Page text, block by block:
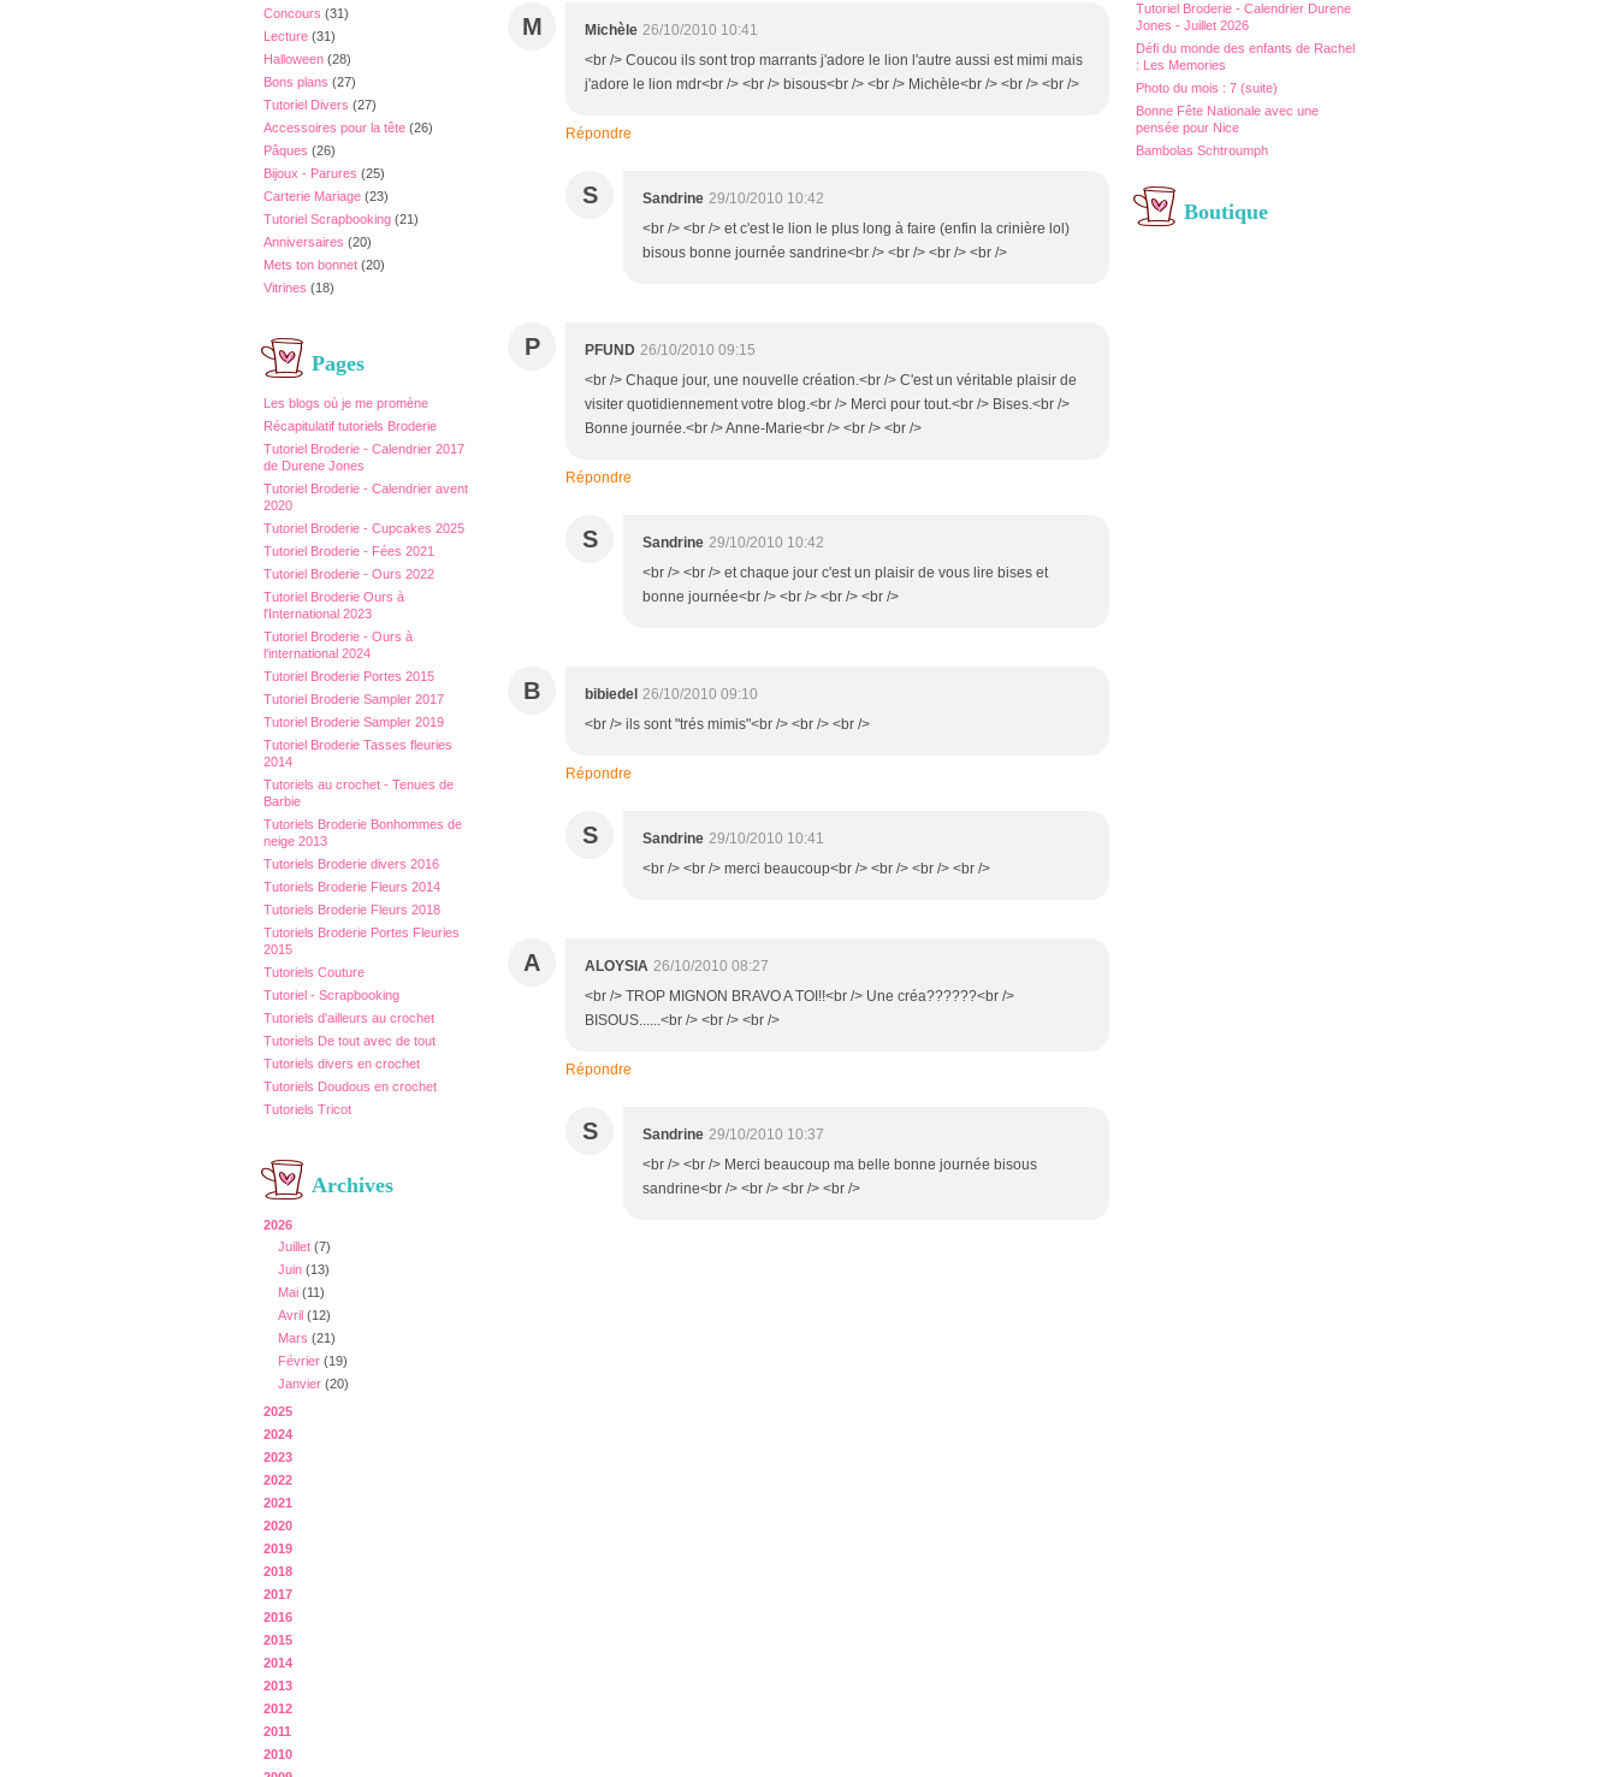
Concours (31)
Lecture (31)
Halloween (28)
Bons plans (27)
Tutoriel Divers (27)
Accessoires pour la tête (26)
Pâques (26)
Bijoux - Parures (25)
Carterie Mariage (23)
Tutoriel Scrapbooking (21)
Anniversaires (20)
Mets ton bonnet (20)
Vitrines (18)
Pages
Les blogs où je me promène
Récapitulatif tutoriels Broderie
Tutoriel Broderie - Calendrier 2017
de Durene Jones
Tutoriel Broderie - Calendrier avent
2020
Tutoriel Broderie - Cupcakes 2025
Tutoriel Broderie - Fées 2021
Tutoriel Broderie - Ours 2022
Tutoriel Broderie Ours à
l'International 2023
Tutoriel Broderie - Ours à
l'international 2024
Tutoriel Broderie Portes 2015
Tutoriel Broderie Sampler 2017
Tutoriel Broderie Sampler 2019
Tutoriel Broderie Tasses fleuries
2014
Tutoriels au crochet - Tenues de
Barbie
Tutoriels Broderie Bonhommes de
neige 2013
Tutoriels Broderie divers 2016
Tutoriels Broderie Fleurs 2014
Tutoriels Broderie Fleurs 2018
Tutoriels Broderie Portes Fleuries
2015
Tutoriels Couture
Tutoriel - Scrapbooking
Tutoriels d'ailleurs au crochet
Tutoriels De tout avec de tout
Tutoriels divers en crochet
Tutoriels Doudous en crochet
Tutoriels Tricot
Archives
2026
Juillet (7)
Juin (13)
Mai (11)
Avril (12)
Mars (21)
Février (19)
Janvier (20)
2025
2024
2023
2022
2021
2020
2019
2018
2017
2016
2015
2014
2013
2012
2011
2010
Tutoriel Broderie - Calendrier Durene
Jones - Juillet 2026
Défi du monde des enfants de Rachel
: Les Memories
Photo du mois : 7 (suite)
Bonne Fête Nationale avec une
pensée pour Nice
Bambolas Schtroumph
Boutique
M Michèle 26/10/2010 10:41
<br /> Coucou ils sont trop marrants j'adore le lion l'autre aussi est mimi mais
j'adore le lion mdr<br /> <br /> bisous<br /> <br /> Michèle<br /> <br /> <br />
Répondre
S Sandrine 29/10/2010 10:42
<br /> <br /> et c'est le lion le plus long à faire (enfin la crinière lol)
bisous bonne journée sandrine<br /> <br /> <br /> <br />
P PFUND 26/10/2010 09:15
<br /> Chaque jour, une nouvelle création.<br /> C'est un véritable plaisir de
visiter quotidiennement votre blog.<br /> Merci pour tout.<br /> Bises.<br />
Bonne journée.<br /> Anne-Marie<br /> <br /> <br />
Répondre
S Sandrine 29/10/2010 10:42
<br /> <br /> et chaque jour c'est un plaisir de vous lire bises et
bonne journée<br /> <br /> <br /> <br />
B bibiedel 26/10/2010 09:10
<br /> ils sont "trés mimis"<br /> <br /> <br />
Répondre
S Sandrine 29/10/2010 10:41
<br /> <br /> merci beaucoup<br /> <br /> <br /> <br />
A ALOYSIA 26/10/2010 08:27
<br /> TROP MIGNON BRAVO A TOI!!<br /> Une créa??????<br />
BISOUS......<br /> <br /> <br />
Répondre
S Sandrine 29/10/2010 10:37
<br /> <br /> Merci beaucoup ma belle bonne journée bisous
sandrine<br /> <br /> <br /> <br />